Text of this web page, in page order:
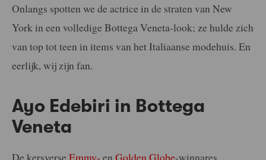
Onlangs spotten we de actrice in de straten van New
York in een volledige Bottega Veneta-look; ze hulde zich
van top tot teen in items van het Italiaanse modehuis. En
eerlijk, wij zijn fan.
Ayo Edebiri in Bottega
Veneta
De kersverse Emmy- en Golden Globe-winnares